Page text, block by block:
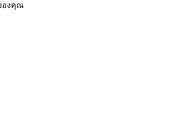
องคุณ